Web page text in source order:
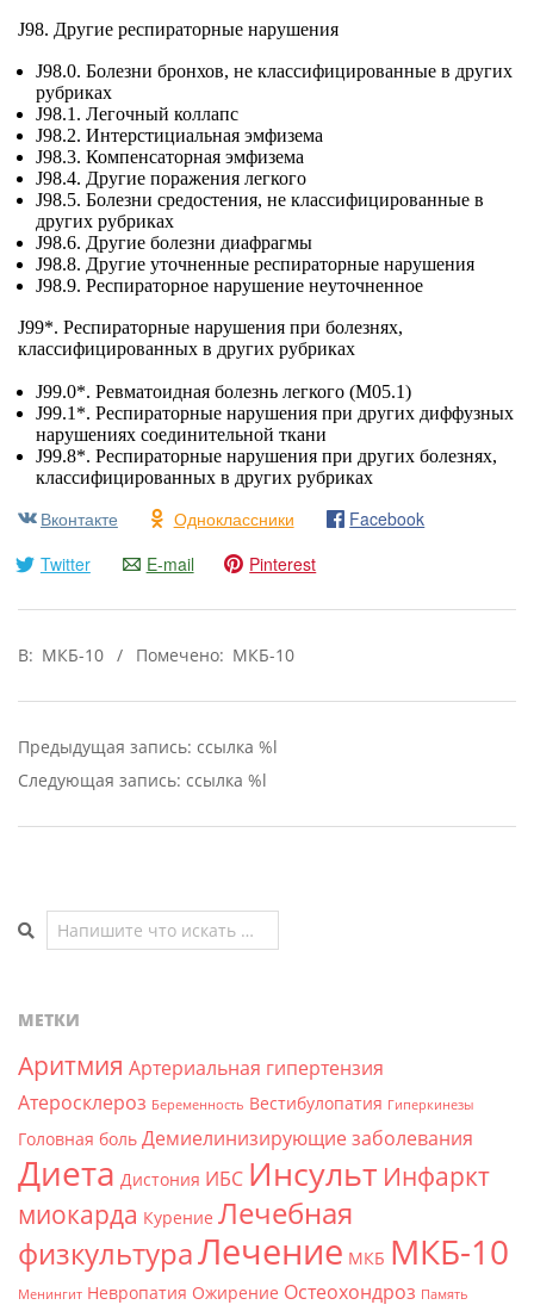
J98. Другие респираторные нарушения
J98.0. Болезни бронхов, не классифицированные в других
рубриках
J98.1. Легочный коллапс
J98.2. Интерстициальная эмфизема
J98.3. Компенсаторная эмфизема
J98.4. Другие поражения легкого
J98.5. Болезни средостения, не классифицированные в
других рубриках
J98.6. Другие болезни диафрагмы
J98.8. Другие уточненные респираторные нарушения
J98.9. Респираторное нарушение неуточненное
J99*. Респираторные нарушения при болезнях,
классифицированных в других рубриках
J99.0*. Ревматоидная болезнь легкого (М05.1)
J99.1*. Респираторные нарушения при других диффузных
нарушениях соединительной ткани
J99.8*. Респираторные нарушения при других болезнях,
классифицированных в других рубриках
Вконтакте Одноклассники
Facebook
Twitter
E-mail Pinterest
07-
В: МКБ-10 Помечено: МКБ-10
Предыдущая запись: ссылка %l
Следующая запись: ссылка %l
Поиск
МЕТКИ
Аритмия Артериальная гипертензия
Атеросклероз Беременность Вестибулопатия Гиперкинезы
Головная боль Демиелинизирующие заболевания
Диета Дистония ИБС Инсульт Инфаркт
миокарда Курение Лечебная
физкультураЛечение МКБ МКБ-10
Менингит Невропатия Ожирение Остеохондроз Память